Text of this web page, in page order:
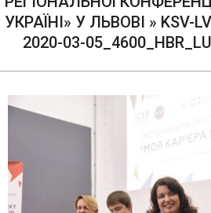
УКРАЇНІ» У ЛЬВОВІ » KSV-
2020-03-